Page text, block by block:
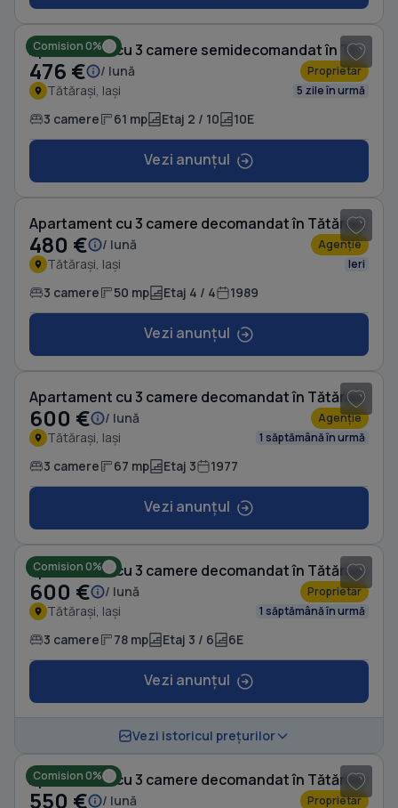
Comision 0% Apartament cu 3 camere semidecomandat în Tătărași
476 € / lună Proprietar
Tătărași, Iași 5 zile în urmă
3 camere 61 mp Etaj 2 / 10 10E
Vezi anunțul
Apartament cu 3 camere decomandat în Tătărași
480 € / lună Agenție
Tătărași, Iași Ieri
3 camere 50 mp Etaj 4 / 4 1989
Vezi anunțul
Apartament cu 3 camere decomandat în Tătărași
600 € / lună Agenție
Tătărași, Iași 1 săptămână în urmă
3 camere 67 mp Etaj 3 1977
Vezi anunțul
Comision 0%
Apartament cu 3 camere decomandat în Tătărași
600 € / lună Proprietar
Tătărași, Iași 1 săptămână în urmă
3 camere 78 mp Etaj 3 / 6 6E
Vezi anunțul
Vezi istoricul prețurilor
Comision 0%
Apartament cu 3 camere decomandat în Tătărași
550 € / lună Proprietar